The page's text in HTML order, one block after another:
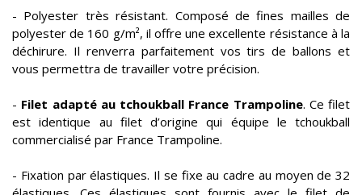
- Polyester très résistant. Composé de fines mailles de
polyester de 160 g/m², il offre une excellente résistance à la
déchirure. Il renverra parfaitement vos tirs de ballons et
vous permettra de travailler votre précision.
- Filet adapté au tchoukball France Trampoline. Ce filet
est identique au filet d’origine qui équipe le tchoukball
commercialisé par France Trampoline.
- Fixation par élastiques. Il se fixe au cadre au moyen de 32